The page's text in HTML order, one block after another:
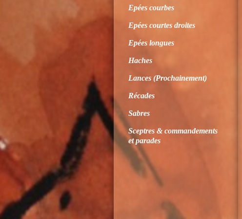
Epées courbes
Epées courtes droites
Epées longues
Haches
Lances (Prochainement)
Récades
Sabres
Sceptres & commandements
et parades